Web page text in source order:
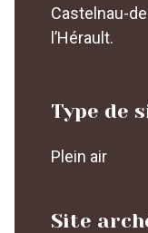
Castelnau-
l’Hérault.
Type de
Plein air
Site